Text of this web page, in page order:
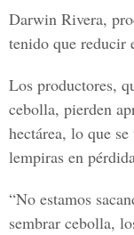
Darwin Rivera,
tenido que reducir
Los productores,
cebolla, pierden
hectárea, lo que
lempiras en
“No estamos
sembrar cebolla,